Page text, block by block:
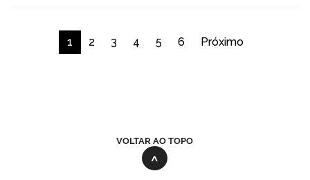
1 2 3 4 5 6 Próximo
VOLTAR AO TOPO